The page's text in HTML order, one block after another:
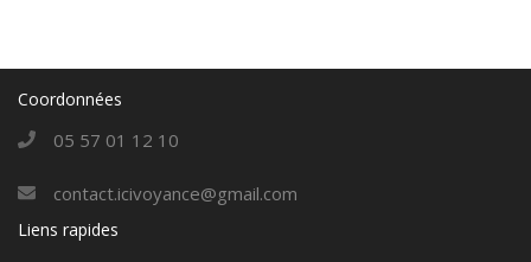
Coordonnées
05 57 01 12 10
contact.icivoyance@gmail.com
Liens rapides